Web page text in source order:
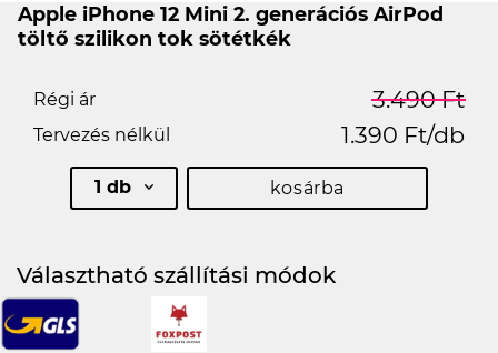
Apple iPhone 12 Mini 2. generációs AirPod
töltő szilikon tok sötétkék
Régi ár 3.490 Ft
Tervezés nélkül 1.390 Ft/db
1 db kosárba
Választható szállítási módok